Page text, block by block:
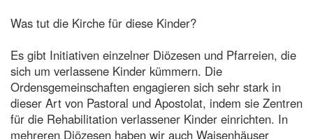
Was tut die Kirche für diese Kinder?
Es gibt Initiativen einzelner Diözesen und Pfarreien, die
sich um verlassene Kinder kümmern. Die
Ordensgemeinschaften engagieren sich sehr stark in
dieser Art von Pastoral und Apostolat, indem sie Zentren
für die Rehabilitation verlassener Kinder einrichten. In
mehreren Diözesen haben wir auch Waisenhäuser